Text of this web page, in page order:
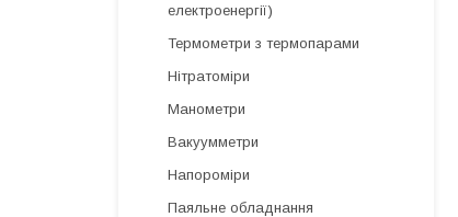
електроенергії)
Термометри з термопарами
Нітратоміри
Манометри
Вакуумметри
Напороміри
Паяльне обладнання